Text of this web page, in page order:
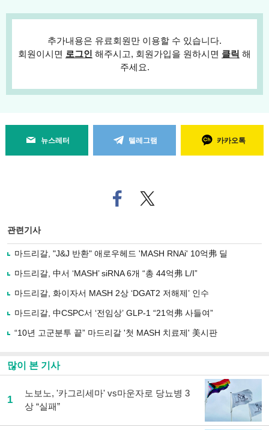
추가내용은 유료회원만 이용할 수 있습니다.
회원이시면 로그인 해주시고, 회원가입을 원하시면 클릭 해
주세요.
뉴스레터 텔레그램 카카오톡
페
이
로
기
사
유
기
트위
터로
관련기사
마드리갈, "J&J 반환" 애로우헤드 'MASH RNAi' 10억弗 딜
마드리갈, 中서 ‘MASH’ siRNA 6개 “총 44억弗 L/I”
마드리갈, 화이자서 MASH 2상 ‘DGAT2 저해제’ 인수
마드리갈, 中CSPC서 ‘전임상’ GLP-1 “21억弗 사들여”
“10년 고군분투 끝” 마드리갈 '첫 MASH 치료제' 美시판
많이 본 기사
1
노보노, '카그리세마' vs마운자로 당뇨병 3
상 “실패”